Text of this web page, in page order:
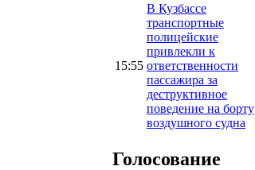
15:55
В Кузбассе
транспортные
полицейские
привлекли к
ответственности
пассажира за
деструктивное
поведение на борту
воздушного судна
Голосование